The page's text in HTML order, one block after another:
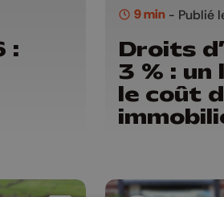
:
9 min - Publié
Droits
3 % :
le coût